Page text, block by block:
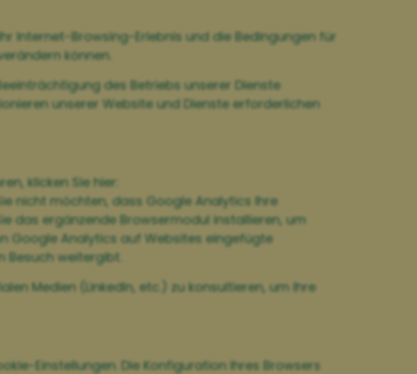
Internet-Browsing-Erlebnis und die Bedingungen für
können.
des Betriebs unserer Dienste
unserer Website und Dienste erforderlichen
klicken Sie hier:
nicht möchten, dass Google Analytics Ihre
das ergänzende Browsermodul installieren, um
Google Analytics auf Websites eingefügte
weitergibt.
Medien (LinkedIn, etc.) zu konsultieren, um Ihre
Einstellungen. Die Konfiguration Ihres Browsers